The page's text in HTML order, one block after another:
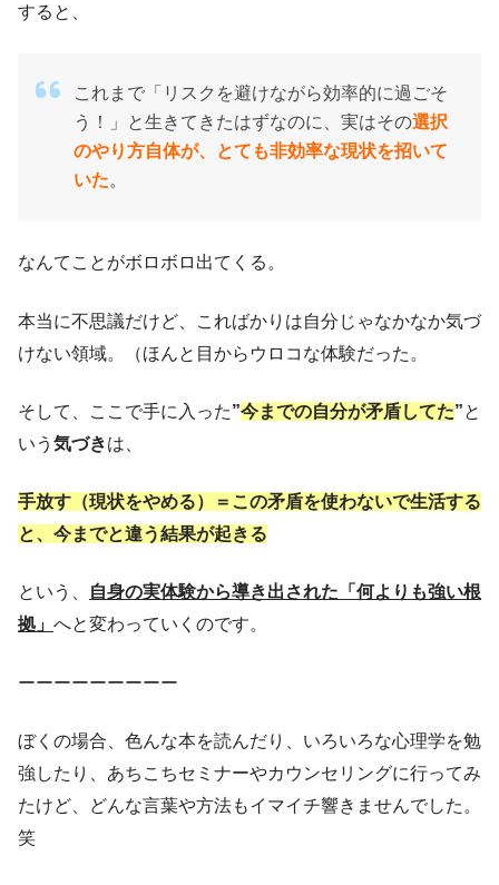
すると、
これまで「リスクを避けながら効率的に過ごそ
う！」と生きてきたはずなのに、実はその選択
のやり方自体が、とても非効率な現状を招いて
いた。
なんてことがボロボロ出てくる。
本当に不思議だけど、こればかりは自分じゃなかなか気づ
けない領域。（ほんと目からウロコな体験だった。
そして、ここで手に入った”今までの自分が矛盾してた”と
いう 気づきは、
手放す（現状をやめる）＝この矛盾を使わないで生活する
と、今までと違う結果が起きる
という、
自身の実体験から導き出された「何よりも強い根
拠」 へと変わっていくのです。
ーーーーーーーーー
ぼくの場合、色んな本を読んだり、いろいろな心理学を勉
強したり、あちこちセミナーやカウンセリングに行ってみ
たけど、どんな言葉や方法もイマイチ響きませんでした。
笑